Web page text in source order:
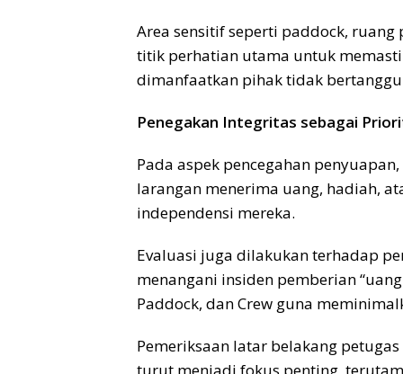
Area sensitif seperti paddock,
titik perhatian utama untuk
dimanfaatkan pihak tidak
Penegakan Integritas sebagai
Pada aspek pencegahan
larangan menerima uang, hadiah,
independensi mereka.
Evaluasi juga dilakukan terhadap
menangani insiden pemberian
Paddock, dan Crew guna
Pemeriksaan latar belakang
turut menjadi fokus penting,